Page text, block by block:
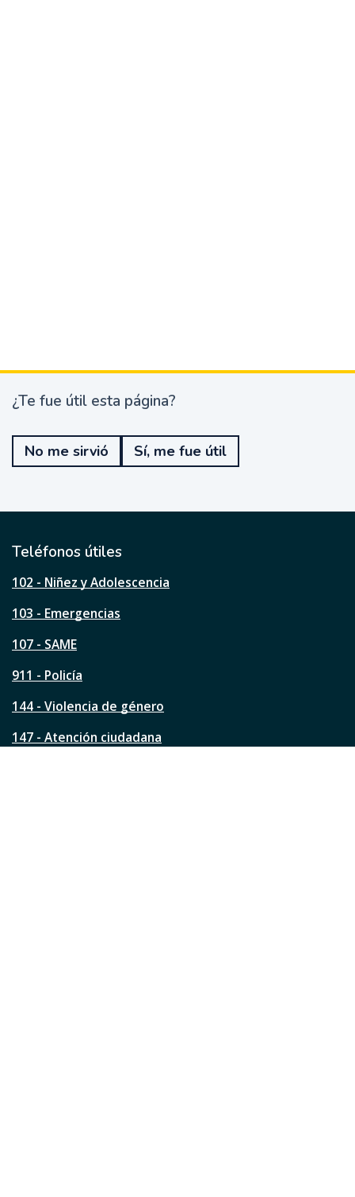
¿
e
u
t
l
s
a
á
i
a
¿Te fue útil esta página?
No me sirvió Sí, me fue útil
Teléfonos útiles
102 - Niñez y Adolescencia
103 - Emergencias
107 - SAME
911 - Policía
144 - Violencia de género
147 - Atención ciudadana